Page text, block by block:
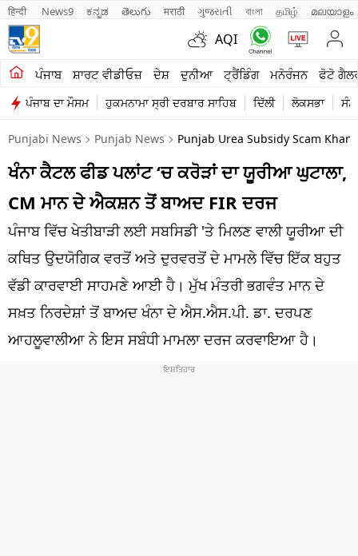
हिन्दी News9 ಕನ್ನಡ తెలుగు मराठी ગુજરાતી বাংলা தமிழ் മലയാളം
AQI
ਪੰਜਾਬ ਸ਼ਾਰਟ ਵੀਡੀਓਜ਼ ਦੇਸ਼ ਦੁਨੀਆ ਟ੍ਰੈਂਡਿੰਗ ਮਨੋਰੰਜਨ ਫੋਟੋ
ਪੰਜਾਬ ਦਾ ਮੌਸਮ ਹੁਕਮਨਾਮਾ ਸ੍ਰੀ ਦਰਬਾਰ ਸਾਹਿਬ ਦਿੱਲੀ ਲੋਕਸਭਾ
ਖੇਤੀਬਾੜੀ
ਸ਼ਾਰਟ ਵੀਡੀਓਜ਼
ਕਾਰੋਬਾਰ
ਕਰਿਅਰ
ਦੇਸ਼
ਲਾਈਫ ਸਟਾਈਲ
Punjabi News Punjab News Punjab Urea Subsidy Scam
ਖੰਨਾ ਕੈਟਲ ਫੀਡ ਪਲਾਂਟ ‘ਚ ਕਰੋੜਾਂ ਦਾ ਯੂਰੀਆ ਘੁਟਾਲਾ,
CM ਮਾਨ ਦੇ ਐਕਸ਼ਨ ਤੋਂ ਬਾਅਦ FIR ਦਰਜ
ਪੰਜਾਬ ਵਿੱਚ ਖੇਤੀਬਾੜੀ ਲਈ ਸਬਸਿਡੀ 'ਤੇ ਮਿਲਣ ਵਾਲੀ ਯੂਰੀਆ ਦੀ
ਕਥਿਤ ਉਦਯੋਗਿਕ ਵਰਤੋਂ ਅਤੇ ਦੁਰਵਰਤੋਂ ਦੇ ਮਾਮਲੇ ਵਿੱਚ ਇੱਕ ਬਹੁਤ
ਵੱਡੀ ਕਾਰਵਾਈ ਸਾਹਮਣੇ ਆਈ ਹੈ। ਮੁੱਖ ਮੰਤਰੀ ਭਗਵੰਤ ਮਾਨ ਦੇ
ਸਖ਼ਤ ਨਿਰਦੇਸ਼ਾਂ ਤੋਂ ਬਾਅਦ ਖੰਨਾ ਦੇ ਐਸ.ਐਸ.ਪੀ. ਡਾ. ਦਰਪਣ
ਆਹਲੂਵਾਲੀਆ ਨੇ ਇਸ ਸਬੰਧੀ ਮਾਮਲਾ ਦਰਜ ਕਰਵਾਇਆ ਹੈ।